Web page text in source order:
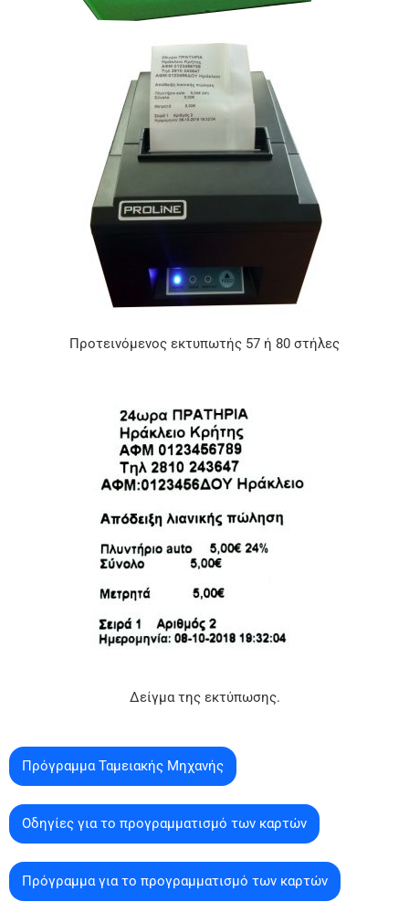
Προτεινόμενος εκτυπωτής 57 ή 80 στήλες
Δείγμα της εκτύπωσης.
Πρόγραμμα Ταμειακής Μηχανής
Οδηγίες για το προγραμματισμό των καρτών
Πρόγραμμα για το προγραμματισμό των καρτών